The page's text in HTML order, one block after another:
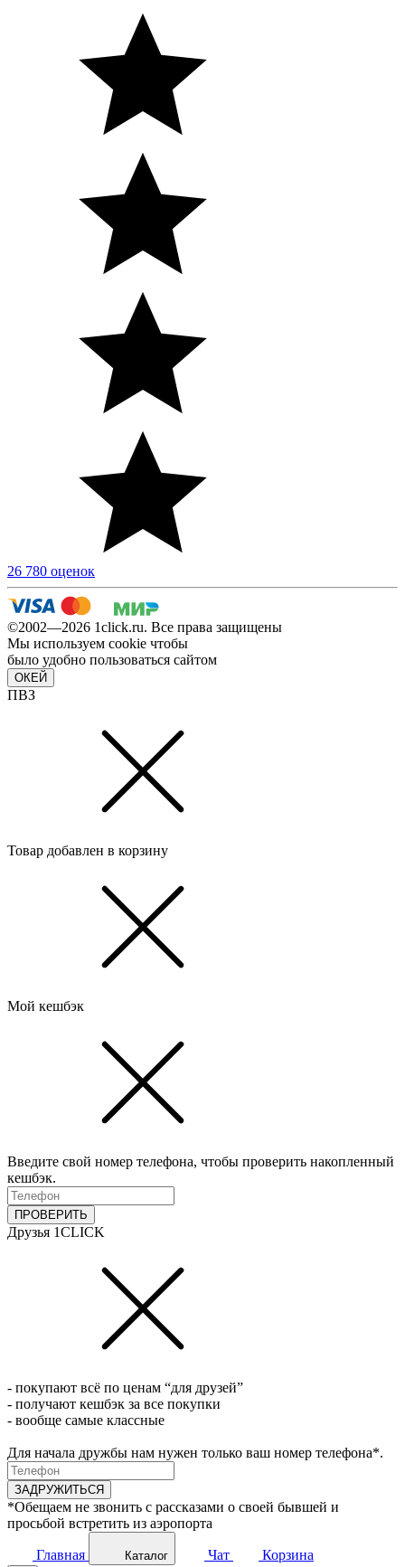
26 780 оценок
©2002—2026 1сlick.ru. Все права защищены
Мы используем cookie чтобы
было удобно пользоваться сайтом
ОКЕЙ
ПВЗ
Товар добавлен в корзину
Мой кешбэк
Введите свой номер телефона, чтобы проверить накопленный
кешбэк.
ПРОВЕРИТЬ
Друзья 1CLICK
- покупают всё по ценам “для друзей”
- получают кешбэк за все покупки
- вообще самые классные
Для начала дружбы нам нужен только ваш номер телефона*.
ЗАДРУЖИТЬСЯ
*Обещаем не звонить с рассказами о своей бывшей и
просьбой встретить из аэропорта
Главная Каталог Чат Корзина